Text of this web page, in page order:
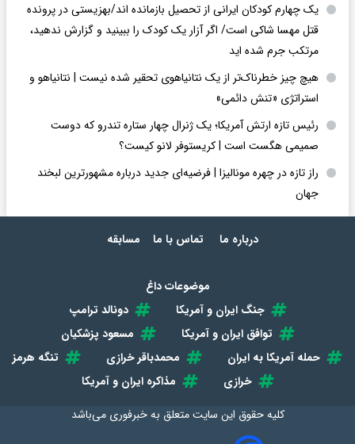
یک چهارم کودکان ایرانی از تحصیل بازمانده اند/بهزیستی در پرونده
قتل مهسا شاکی است/ اگر آزار یک کودک را ببینید و گزارش ندهید،
مرتکب جرم شده اید
هیچ چیز خطرناک‌تر از یک نتانیاهوی تحقیر شده نیست | نتانیاهو و
استراتژی «تنش دائمی»
رئیس تازه ارتش آمریکا؛ یک ژنرال چهار ستاره تندرو که دوست
صمیمی هگست است | کریستوفر لانو کیست؟
راز تازه در چهره مونالیزا | فرضیه‌ای جدید درباره مشهورترین لبخند
جهان
درباره ما تماس با ما مسابقه
موضوعات داغ
جنگ ایران و آمریکا
دونالد ترامپ
توافق ایران و آمریکا
مسعود پزشکیان
حمله آمریکا به ایران
محمدباقر خرازی
تنگه هرمز
خرازی
مذاکره ایران و آمریکا
کلیه حقوق این سایت متعلق بهخبرفوری می‌باشد